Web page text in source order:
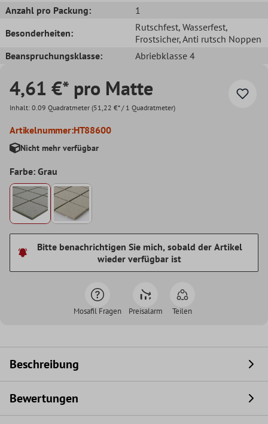
Anzahl pro Packung:
1
Besonderheiten:
Rutschfest, Wasserfest,
Frostsicher, Anti rutsch Noppen
Beanspruchungsklasse:
Abriebklasse 4
4,61 €* pro Matte
Inhalt: 0.09 Quadratmeter (51,22 €* / 1 Quadratmeter)
Artikelnummer:HT88600
Nicht mehr verfügbar
Farbe: Grau
Bitte benachrichtigen Sie mich, sobald der Artikel
wieder verfügbar ist
Mosafil Fragen Preisalarm Teilen
Beschreibung
Bewertungen